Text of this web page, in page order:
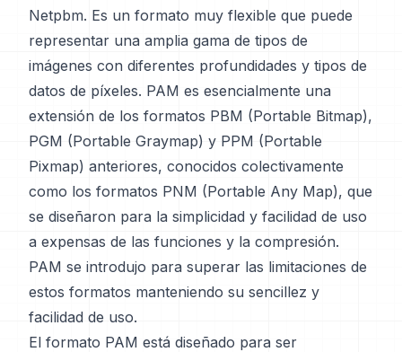
Netpbm. Es un formato muy flexible que puede
representar una amplia gama de tipos de
imágenes con diferentes profundidades y tipos de
datos de píxeles. PAM es esencialmente una
extensión de los formatos PBM (Portable Bitmap),
PGM (Portable Graymap) y PPM (Portable
Pixmap) anteriores, conocidos colectivamente
como los formatos PNM (Portable Any Map), que
se diseñaron para la simplicidad y facilidad de uso
a expensas de las funciones y la compresión.
PAM se introdujo para superar las limitaciones de
estos formatos manteniendo su sencillez y
facilidad de uso.
El formato PAM está diseñado para ser